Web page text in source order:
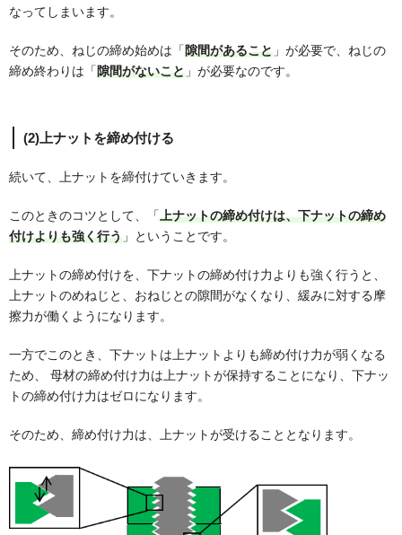
なってしまいます。
そのため、ねじの締め始めは「隙間があること 」が必要で、ねじの
締め終わりは「隙間がないこと 」が必要なのです。
(2)上ナットを締め付ける
続いて、上ナットを締付けていきます。
このときのコツとして、「上ナットの締め付けは、下ナットの締め
付けよりも強く行う 」ということです。
上ナットの締め付けを、下ナットの締め付け力よりも強く行うと、
上ナットのめねじと、おねじとの隙間がなくなり、緩みに対する摩
擦力が働くようになります。
一方でこのとき、下ナットは上ナットよりも締め付け力が弱くなる
ため、 母材の締め付け力は上ナットが保持することになり、下ナッ
トの締め付け力はゼロになります。
そのため、締め付け力は、上ナットが受けることとなります。